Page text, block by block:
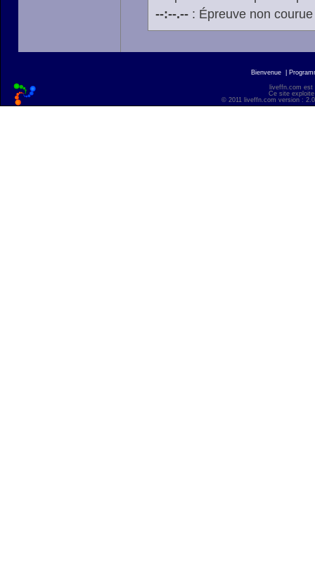
--:--.--: Épreuve non
Bienvenue
liveffn.com est
Ce site
© 2011 liveffn.com version :